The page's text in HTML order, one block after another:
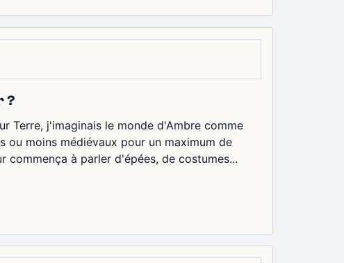
?
Terre, j'imaginais le monde d'Ambre comme
ou moins médiévaux pour un maximum de
commença à parler d'épées, de costumes...